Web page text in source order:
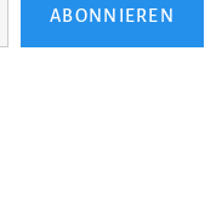
ABONNIEREN